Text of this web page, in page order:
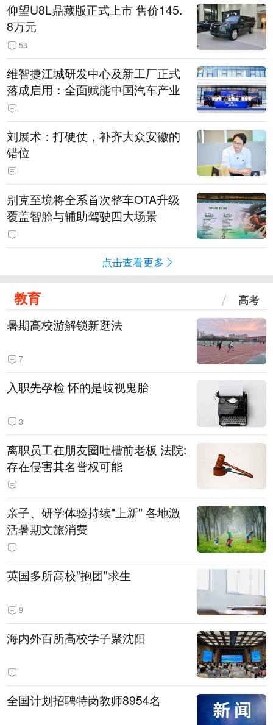
仰望U8L鼎藏版正式上市 售价145.
8万元
53
维智捷江城研发中心及新工厂正式
落成启用：全面赋能中国汽车产业
刘展术：打硬仗，补齐大众安徽的
错位
别克至境将全系首次整车OTA升级
覆盖智舱与辅助驾驶四大场景
点击查看更多
教育 高考
暑期高校游解锁新逛法
7
入职先孕检 怀的是歧视鬼胎
3
离职员工在朋友圈吐槽前老板 法院:
存在侵害其名誉权可能
亲子、研学体验持续"上新" 各地激
活暑期文旅消费
英国多所高校"抱团"求生
9
海内外百所高校学子聚沈阳
全国计划招聘特岗教师8954名